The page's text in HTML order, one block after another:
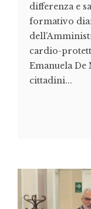
differenza e
formativo
cardio-
Emanuela De
cittadini...